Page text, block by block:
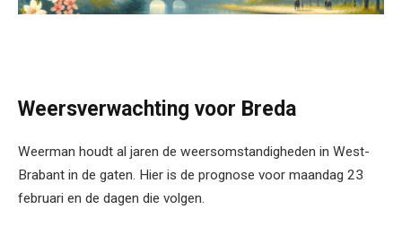
Weersverwachting voor Breda
Weerman houdt al jaren de weersomstandigheden in West-
Brabant in de gaten. Hier is de prognose voor maandag 23
februari en de dagen die volgen.